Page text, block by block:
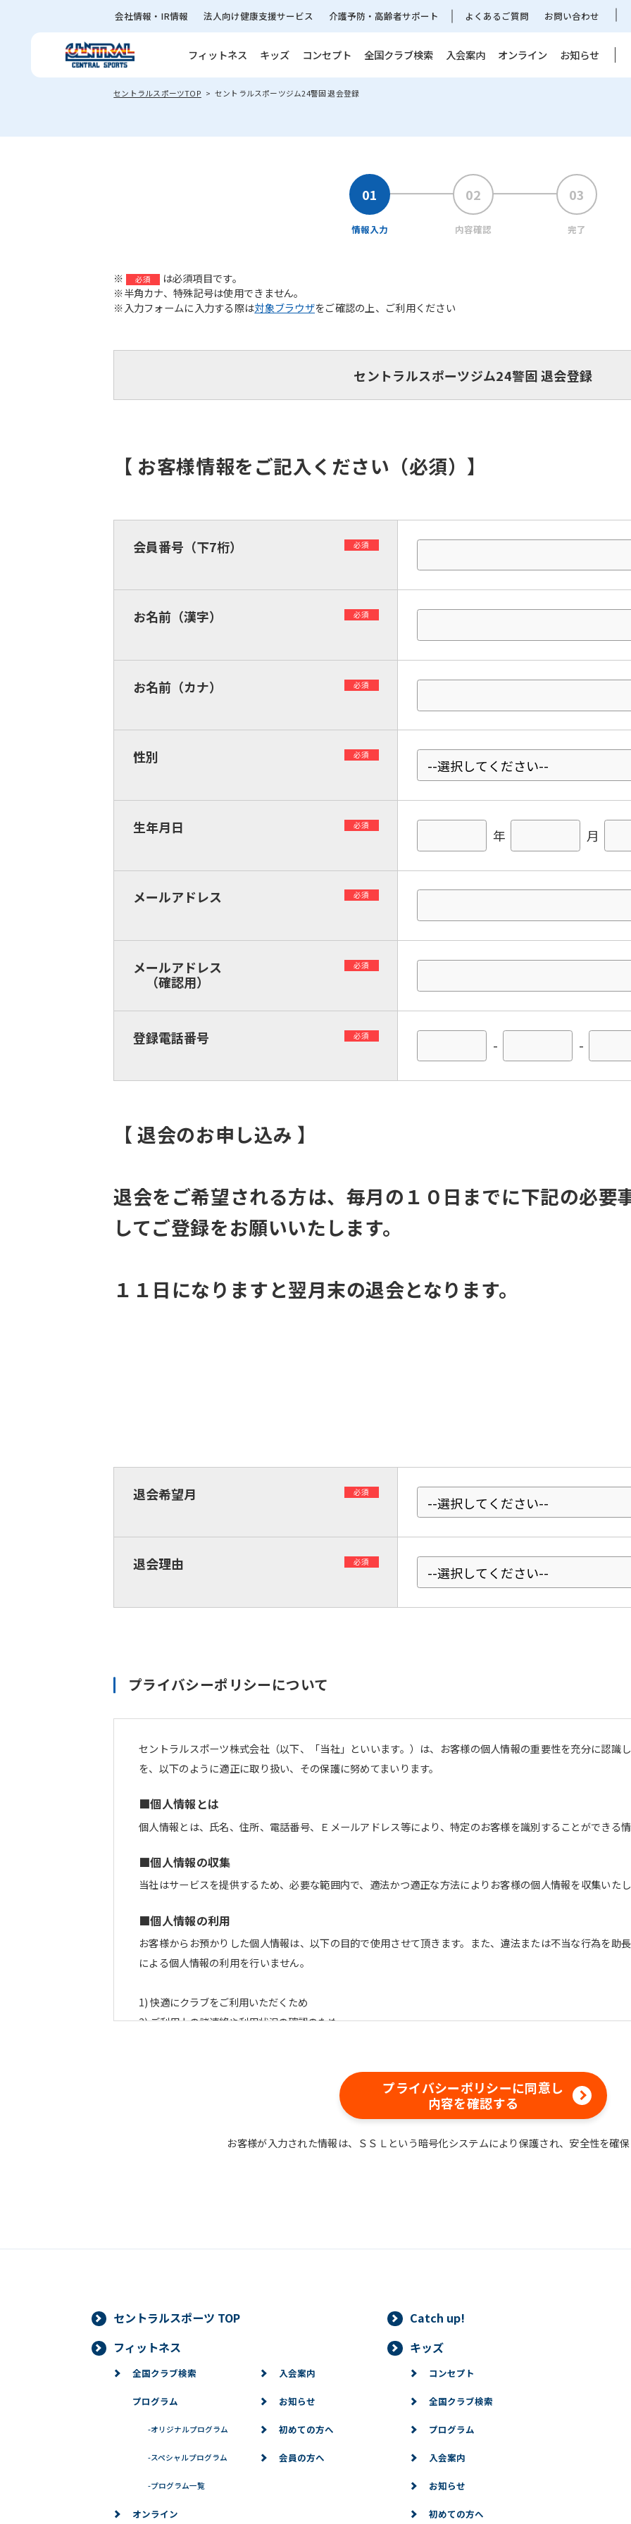
会社情報・IR情報 法人向け健康支援サービス 介護予防・高齢者サポート よくあるご質問 お問い合わせ
フィットネス キッズ コンセプト 全国クラブ検索 入会案内 オンライン お知らせ
セントラルスポーツTOP セントラルスポーツジム24警固 退会登録
情報入力 内容確認 完了
※ 必須
は必須項目です。
※半角カナ、特殊記号は使用できません。
※入力フォームに入力する際は対象ブラウザをご確認の上、ご利用ください
セントラルスポーツジム24警固 退会登録
【 お客様情報をご記入ください（必須）】
会員番号（下7桁） 必須
お名前（漢字） 必須
お名前（カナ） 必須
性別 必須
生年月日 必須
年 月
メールアドレス 必須
メールアドレス
（確認用）
必須
登録電話番号 必須
- -
【 退会のお申し込み 】
退会をご希望される方は、毎月の１０日までに下記の必要
してご登録をお願いいたします。
１１日になりますと翌月末の退会となります。
退会希望月 必須
退会理由 必須
プライバシーポリシーについて
セントラルスポーツ株式会社（以下、「当社」といいます。）は、お客様の個人情報の重要性を充分に認識
を、以下のように適正に取り扱い、その保護に努めてまいります。
■個人情報とは
個人情報とは、氏名、住所、電話番号、Ｅメールアドレス等により、特定のお客様を識別することができる
■個人情報の収集
当社はサービスを提供するため、必要な範囲内で、適法かつ適正な方法によりお客様の個人情報を収集いた
■個人情報の利用
お客様からお預かりした個人情報は、以下の目的で使用させて頂きます。また、違法または不当な行為を助
による個人情報の利用を行いません。
快適にクラブをご利用いただくため
ご利用上の諸連絡や利用状況の確認のため
個人を特定できないよう加工したうえでの統計的なデータの作成、活用、公表のため
■個人情報の管理
対応いたします。
■個人情報の訂正、変更、削除、利用停止等
当社は、お客様からお預かりした個人情報に対して、ご本人より情報の訂正、変更、削除、利用停止、第三
場合は、お客様の意思を尊重し、合理的な範囲で必要な対応をいたします。
※問い合わせ窓口
個人情報に関するお問い合わせは、下記のフォームからお願いいたします。
→お問い合わせ
プライバシーポリシーに同意し
内容を確認する
お客様が入力された情報は、ＳＳＬという暗号化システムにより保護され、安全性を確
For foreigners
Central Sports official website is
automatically translated into
セントラルスポーツ TOP
Catch up!
フィットネス
全国クラブ検索
プログラム
-オリジナルプログラム
-スペシャルプログラム
-プログラム一覧
オンライン
入会案内
お知らせ
初めての方へ
会員の方へ
キッズ
コンセプト
全国クラブ検索
プログラム
入会案内
お知らせ
初めての方へ